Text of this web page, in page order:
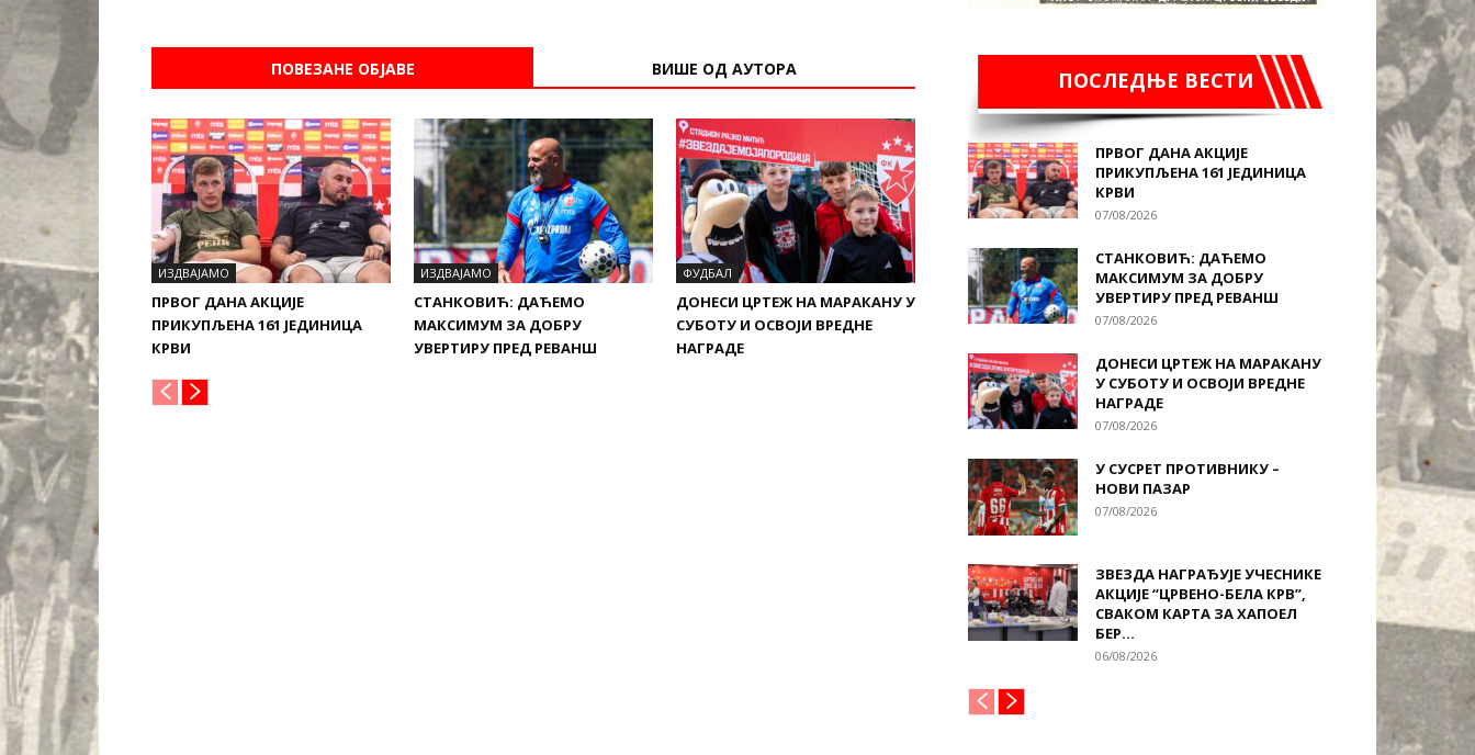
ПОВЕЗАНЕ ОБЈАВЕ ВИШЕ ОД АУТОРА
ИЗДВАЈАМО
ПРВОГ ДАНА АКЦИЈЕ
ПРИКУПЉЕНА 161 ЈЕДИНИЦА
КРВИ
ИЗДВАЈАМО
СТАНКОВИЋ: ДАЋЕМО
МАКСИМУМ ЗА ДОБРУ
УВЕРТИРУ ПРЕД РЕВАНШ
ФУДБАЛ
ДОНЕСИ ЦРТЕЖ НА МАРАКАНУ У
СУБОТУ И ОСВОЈИ ВРЕДНЕ
НАГРАДЕ
ПОСЛЕДЊЕ ВЕСТИ
ПРВОГ ДАНА АКЦИЈЕ
ПРИКУПЉЕНА 161 ЈЕДИНИЦА
КРВИ
07/08/2026
СТАНКОВИЋ: ДАЋЕМО
МАКСИМУМ ЗА ДОБРУ
УВЕРТИРУ ПРЕД РЕВАНШ
07/08/2026
ДОНЕСИ ЦРТЕЖ НА МАРАКАНУ
У СУБОТУ И ОСВОЈИ ВРЕДНЕ
НАГРАДЕ
07/08/2026
У СУСРЕТ ПРОТИВНИКУ –
НОВИ ПАЗАР
07/08/2026
ЗВЕЗДА НАГРАЂУЈЕ УЧЕСНИКЕ
АКЦИЈЕ “ЦРВЕНО-БЕЛА КРВ”,
СВАКОМ КАРТА ЗА ХАПОЕЛ
БЕР...
06/08/2026